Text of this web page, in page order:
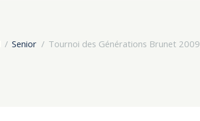
Senior Tournoi des Générations Brunet 2009